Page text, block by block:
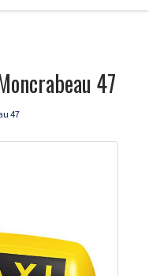
47
47